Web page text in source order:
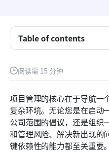
阅读需 15 分钟
项目管理的核心在于导航一
复杂环境。无论您是在启动
公司范围的倡议，还是组织
和管理风险、解决新出现的
键依赖性的能力都至关重要。
Table of contents
项目管理中的RAID元素是
分步指南：项目中的
克服RAID管理中的挑战
掌握由Lark提升的RAID项